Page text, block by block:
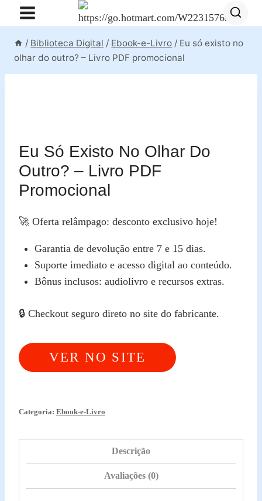
Pular
para
Conteúdo
/ Biblioteca Digital / Ebook-e-Livro / Eu só existo no
olhar do outro? – Livro PDF promocional
Eu Só Existo No Olhar Do
Outro? – Livro PDF
Promocional
🚀 Oferta relâmpago: desconto exclusivo hoje!
Garantia de devolução entre 7 e 15 dias.
Suporte imediato e acesso digital ao conteúdo.
Bônus inclusos: audiolivro e recursos extras.
🔒 Checkout seguro direto no site do fabricante.
VER NO SITE
Categoria: Ebook-e-Livro
Descrição
Avaliações (0)